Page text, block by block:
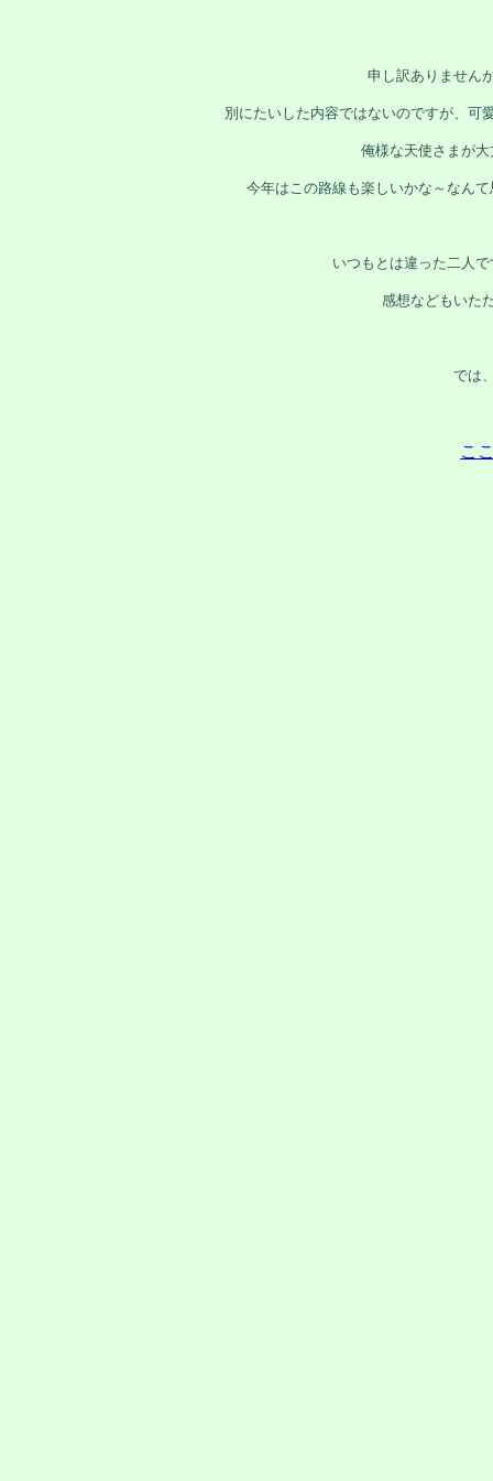
申し訳ありません
別にたいした内容ではないのですが、可
俺様な天使さまが
今年はこの路線も楽しいかな～なん
いつもとは違った二人
感想などもいた
では
こ